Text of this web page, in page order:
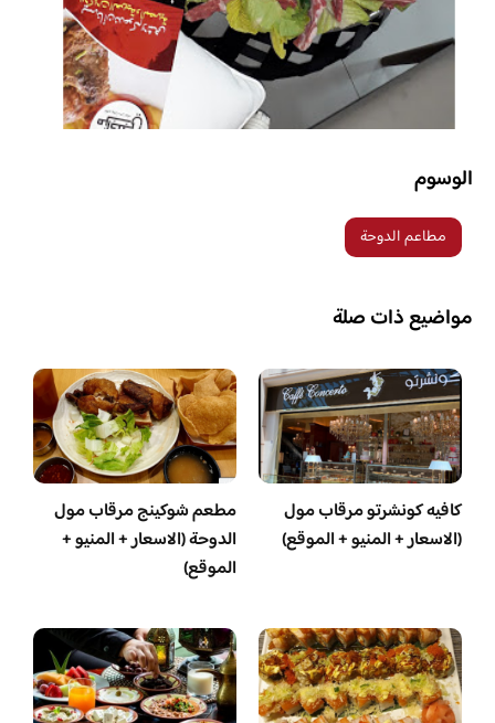
الوسوم
مطاعم الدوحة
مواضيع ذات صلة
كافيه كونشرتو مرقاب مول
(الاسعار + المنيو + الموقع)
مطعم شوكينج مرقاب مول
الدوحة (الاسعار + المنيو +
الموقع)